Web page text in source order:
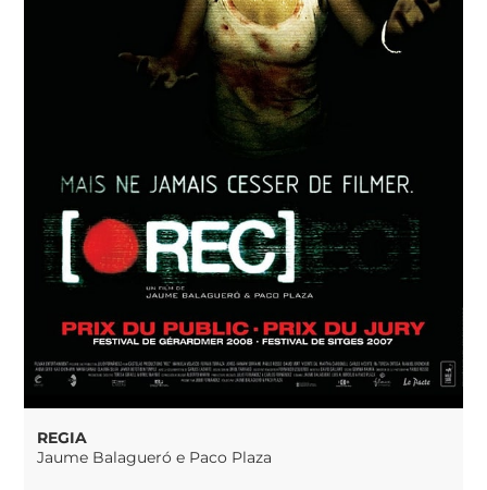
REGIA
Jaume Balagueró e Paco Plaza